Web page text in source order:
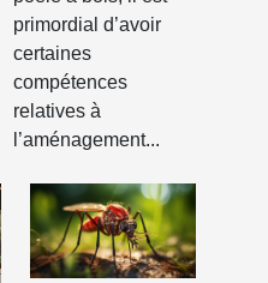
différentes
étapes pour
réussir
primordial d’avoir
certaines
compétences
relatives à
l’aménagement...